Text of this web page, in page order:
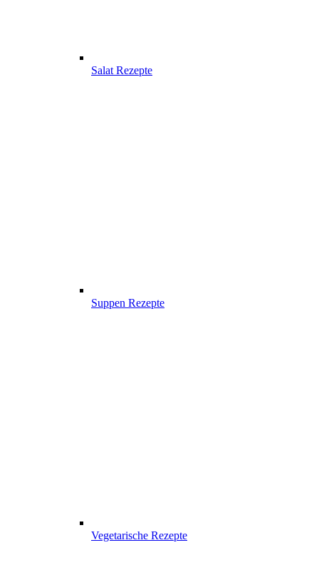
Salat Rezepte
Suppen Rezepte
Vegetarische Rezepte